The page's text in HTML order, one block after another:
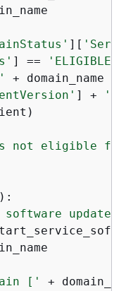
][
] == 'ELIGIBLE'
+ domain_name +
] +
'
is not eligible
):
update
['
+